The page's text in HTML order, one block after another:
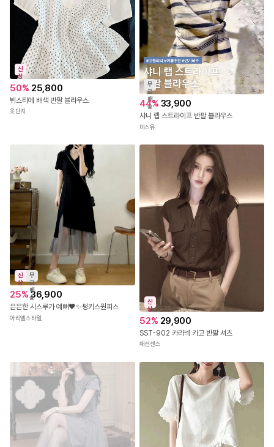
신
상
50% 25,800
뷔스티에 배색 반팔 블라우스
옷단지
무
료
배
송
44% 33,900
샤니 랩 스트라이프 반팔 블라우스
미스유
신
상
무
료
배
송
25% 36,900
은은한 시스루가 예뻐🖤✨펑키스원피스
아리엘스타일
신
상
52% 29,900
SST-902 카라넥 카고 반팔 셔츠
패션센스